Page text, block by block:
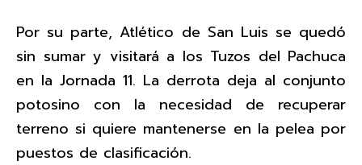
Por su parte, Atlético de San Luis se quedó
sin sumar y visitará a los Tuzos del Pachuca
en la Jornada 11. La derrota deja al conjunto
potosino con la necesidad de recuperar
terreno si quiere mantenerse en la pelea por
puestos de clasificación.